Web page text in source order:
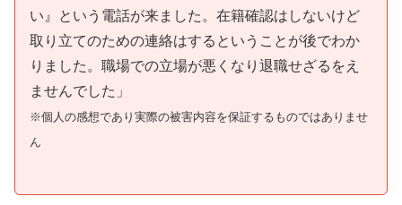
い』という電話が来ました。在籍確認はしないけど
取り立てのための連絡はするということが後でわか
りました。職場での立場が悪くなり退職せざるをえ
ませんでした」
※個人の感想であり実際の被害内容を保証するものではありませ
ん